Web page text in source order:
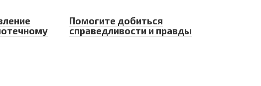
Помогите добиться
справедливости и правды